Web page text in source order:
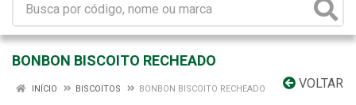
BONBON BISCOITO RECHEADO
VOLTAR
INÍCIO BISCOITOS BONBON BISCOITO RECHEADO